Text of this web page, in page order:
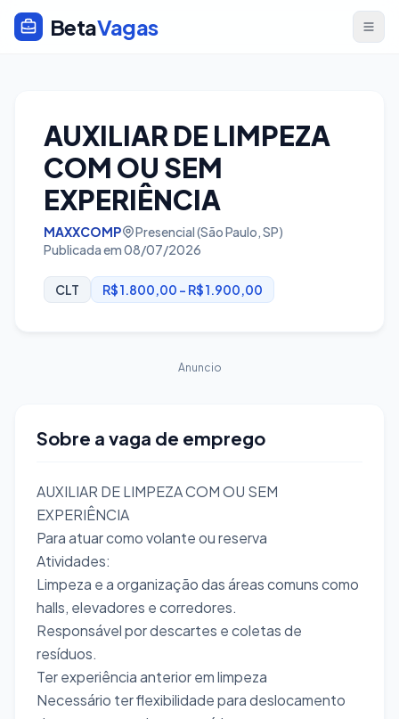
BetaVagas
AUXILIAR DE LIMPEZA
COM OU SEM
EXPERIÊNCIA
MAXXCOMP
Presencial (São Paulo, SP)
Publicada em 08/07/2026
CLT R$ 1.800,00 - R$ 1.900,00
Anuncio
Sobre a vaga de emprego
AUXILIAR DE LIMPEZA COM OU SEM
EXPERIÊNCIA
Para atuar como volante ou reserva
Atividades:
Limpeza e a organização das áreas comuns como
halls, elevadores e corredores.
Responsável por descartes e coletas de
resíduos.
Ter experiência anterior em limpeza
Necessário ter flexibilidade para deslocamento